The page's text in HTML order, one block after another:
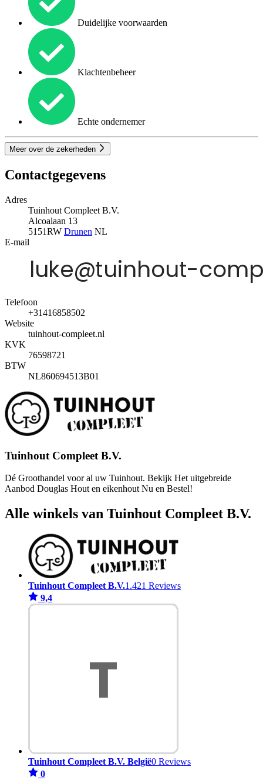
Duidelijke voorwaarden
Klachtenbeheer
Echte ondernemer
Meer over de zekerheden
Contactgegevens
Adres
Tuinhout Compleet B.V.
Alcoalaan 13
5151RW Drunen NL
E-mail
Telefoon
+31416858502
Website
tuinhout-compleet.nl
KVK
76598721
BTW
NL860694513B01
Tuinhout Compleet B.V.
Dé Groothandel voor al uw Tuinhout. Bekijk Het uitgebreide
Aanbod Douglas Hout en eikenhout Nu en Bestel!
Alle winkels van Tuinhout Compleet B.V.
Tuinhout Compleet B.V.1.421 Reviews
9,4
Tuinhout Compleet B.V. België0 Reviews
0